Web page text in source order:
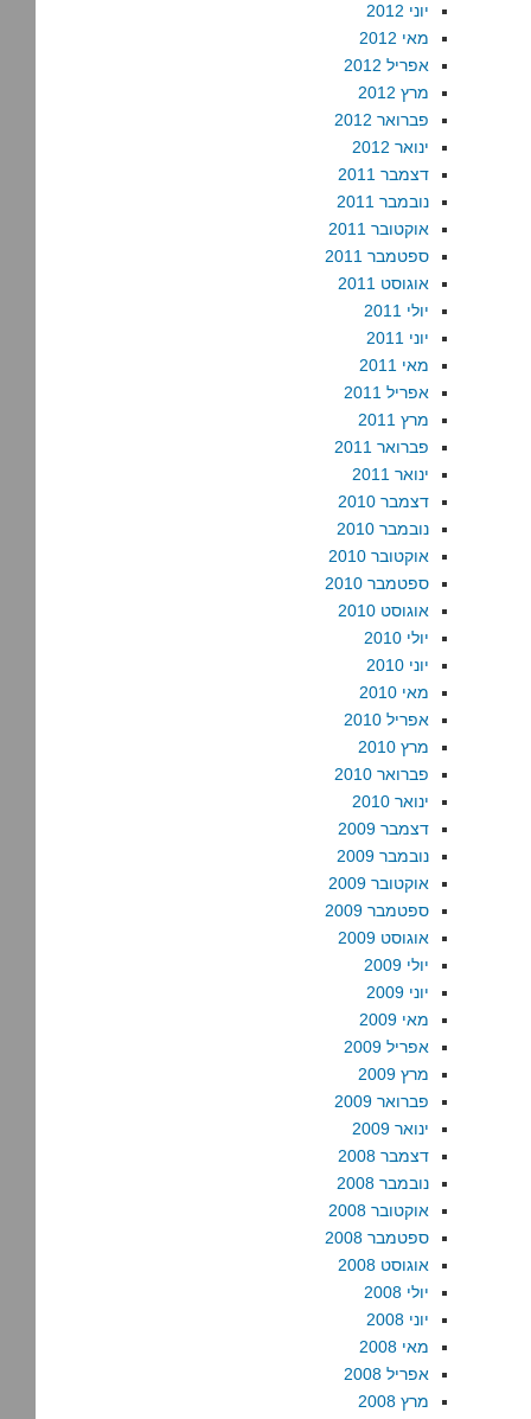
יוני 2012
מאי 2012
אפריל 2012
מרץ 2012
פברואר 2012
ינואר 2012
דצמבר 2011
נובמבר 2011
אוקטובר 2011
ספטמבר 2011
אוגוסט 2011
יולי 2011
יוני 2011
מאי 2011
אפריל 2011
מרץ 2011
פברואר 2011
ינואר 2011
דצמבר 2010
נובמבר 2010
אוקטובר 2010
ספטמבר 2010
אוגוסט 2010
יולי 2010
יוני 2010
מאי 2010
אפריל 2010
מרץ 2010
פברואר 2010
ינואר 2010
דצמבר 2009
נובמבר 2009
אוקטובר 2009
ספטמבר 2009
אוגוסט 2009
יולי 2009
יוני 2009
מאי 2009
אפריל 2009
מרץ 2009
פברואר 2009
ינואר 2009
דצמבר 2008
נובמבר 2008
אוקטובר 2008
ספטמבר 2008
אוגוסט 2008
יולי 2008
יוני 2008
מאי 2008
אפריל 2008
מרץ 2008